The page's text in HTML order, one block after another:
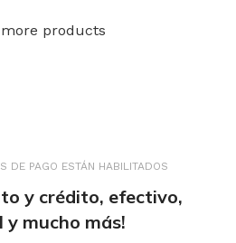
products
DE PAGO ESTÁN HABILITADOS
y crédito, efectivo,
y mucho más!